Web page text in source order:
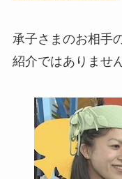
承子さまのお相手
紹介ではありません